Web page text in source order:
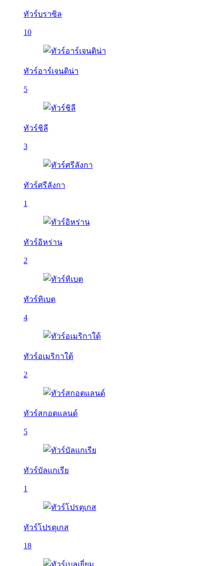
ทัวร์บราซิล
10
ทัวร์อาร์เจนติน่า
5
ทัวร์ชิลี
3
ทัวร์ศรีลังกา
1
ทัวร์อิหร่าน
2
ทัวร์ทิเบต
4
ทัวร์อเมริกาใต้
2
ทัวร์สกอตแลนด์
5
ทัวร์บัลเเกเรีย
1
ทัวร์โปรตุเกส
18